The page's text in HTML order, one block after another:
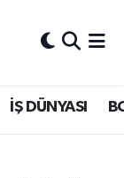
İŞ DÜNYASI